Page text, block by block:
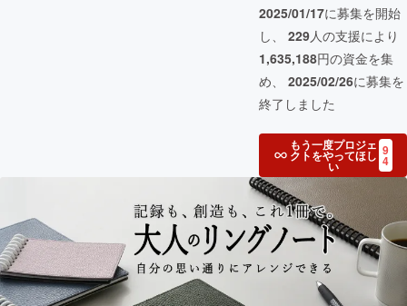
2025/01/17に募集を開始
し、 229人の支援により
1,635,188円の資金を集
め、 2025/02/26に募集を
終了しました
もう一度プロジェ
クトをやってほし
い
9
4